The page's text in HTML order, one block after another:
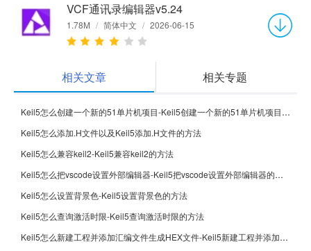
VCF通讯录编辑器v5.24
1.78M / 简体中文 / 2026-06-15
相关文章 相关专题
Keil5怎么创建一个新的51单片机项目-Keil5创建一个新的51单片机项目的方法
Keil5怎么添加.H文件以及Keil5添加.H文件的方法
Keil5怎么兼容keil2-Keil5兼容keil2的方法
Keil5怎么把vscode设置外部编辑器-Keil5把vscode设置外部编辑器的方法
Keil5怎么设置背景色-Keil5设置背景色的方法
Keil5怎么查询激活时限-Keil5查询激活时限的方法
Keil5怎么新建工程并添加汇编文件生成HEX文件-Keil5新建工程并添加汇编文件生成HEX文件的方法